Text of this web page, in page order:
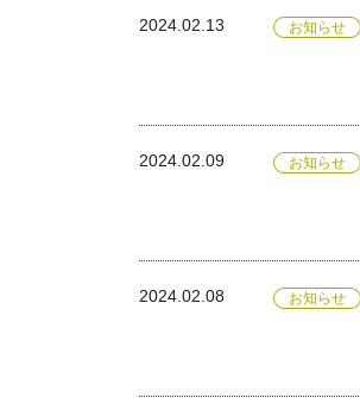
2024.02.13 お知らせ
2024.02.09 お知らせ
2024.02.08 お知らせ